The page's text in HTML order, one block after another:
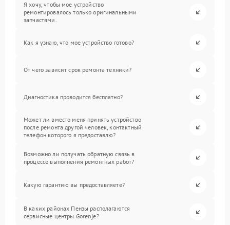
Я хочу, чтобы мое устройство
ремонтировалось только оригинальными
запчастями.
Как я узнаю, что мое устройство готово?
От чего зависит срок ремонта техники?
Диагностика проводится бесплатно?
Может ли вместо меня принять устройство
после ремонта другой человек, контактный
телефон которого я предоставлю?
Возможно ли получать обратную связь в
процессе выполнения ремонтных работ?
Какую гарантию вы предоставляете?
В каких районах Пензы располагаются
сервисные центры Gorenje?